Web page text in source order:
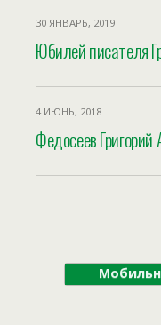
30 ЯНВАРЬ, 2019
Юбилей писателя
4 ИЮНЬ, 2018
Федосеев